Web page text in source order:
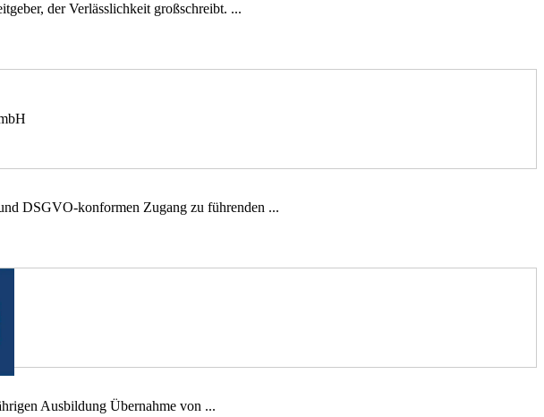
der Verlässlichkeit großschreibt. ...
DSGVO-konformen Zugang zu führenden ...
Ausbildung Übernahme von ...